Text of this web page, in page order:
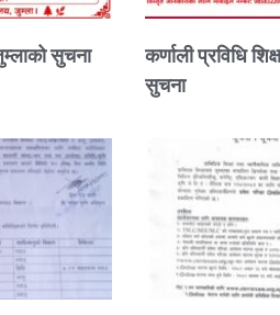
सुचना
कर्णाली प्रविधि
सुचना